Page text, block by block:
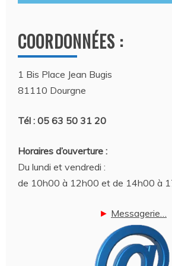
COORDONNÉES :
1 Bis Place Jean Bugis
81110 Dourgne
Tél : 05 63 50 31 20
Horaires d’ouverture :
Du lundi et vendredi :
de 10h00 à 12h00 et de 14h00 à
► Messagerie…